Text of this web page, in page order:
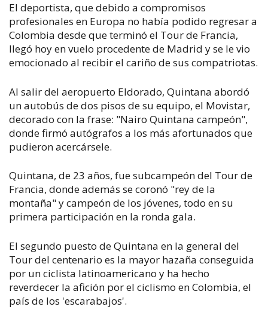
El deportista, que debido a compromisos
profesionales en Europa no había podido regresar a
Colombia desde que terminó el Tour de Francia,
llegó hoy en vuelo procedente de Madrid y se le vio
emocionado al recibir el cariño de sus compatriotas.
Al salir del aeropuerto Eldorado, Quintana abordó
un autobús de dos pisos de su equipo, el Movistar,
decorado con la frase: "Nairo Quintana campeón",
donde firmó autógrafos a los más afortunados que
pudieron acercársele.
Quintana, de 23 años, fue subcampeón del Tour de
Francia, donde además se coronó "rey de la
montaña" y campeón de los jóvenes, todo en su
primera participación en la ronda gala.
El segundo puesto de Quintana en la general del
Tour del centenario es la mayor hazaña conseguida
por un ciclista latinoamericano y ha hecho
reverdecer la afición por el ciclismo en Colombia, el
país de los 'escarabajos'.